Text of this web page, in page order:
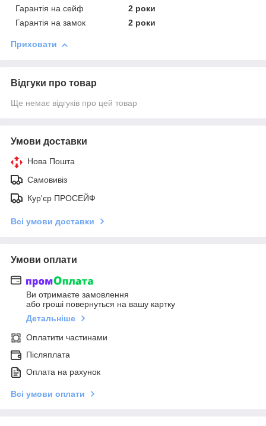
Гарантія на сейф
2 роки
Гарантія на замок
2 роки
Приховати
Відгуки про товар
Ще немає відгуків про цей товар
Умови доставки
Нова Пошта
Самовивіз
Кур'єр ПРОСЕЙФ
Всі умови доставки
Умови оплати
Ви отримаєте замовлення
або гроші повернуться на вашу картку
Детальніше
Оплатити частинами
Післяплата
Оплата на рахунок
Всі умови оплати